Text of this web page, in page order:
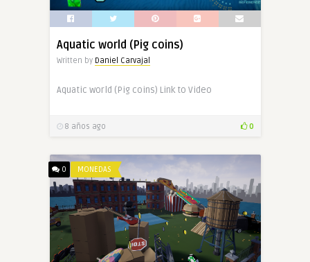
Aquatic world (Pig coins)
Written by Daniel Carvajal
Aquatic world (Pig coins) Link to Video
8 años ago 0
0 MONEDAS